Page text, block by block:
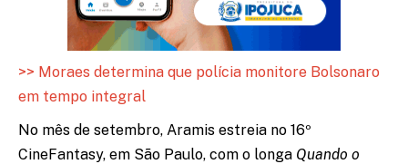
>> Moraes determina que polícia monitore Bolsonaro
em tempo integral
No mês de setembro, Aramis estreia no 16º
CineFantasy, em São Paulo, com o longa Quando o